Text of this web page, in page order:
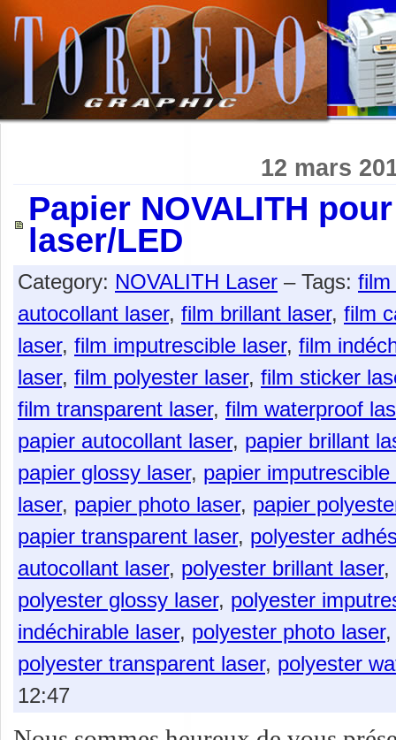
12 mars
Papier NOVALITH
laser/LED
Category: NOVALITH Laser – Tags: film
autocollant laser, film brillant laser, film
laser, film imputrescible laser, film
laser, film polyester laser, film sticker
film transparent laser, film waterproof
papier autocollant laser, papier brillant
papier glossy laser, papier imputrescible
laser, papier photo laser, papier
papier transparent laser, polyester
autocollant laser, polyester brillant laser,
polyester glossy laser, polyester
indéchirable laser, polyester photo laser
polyester transparent laser, polyester
12:47